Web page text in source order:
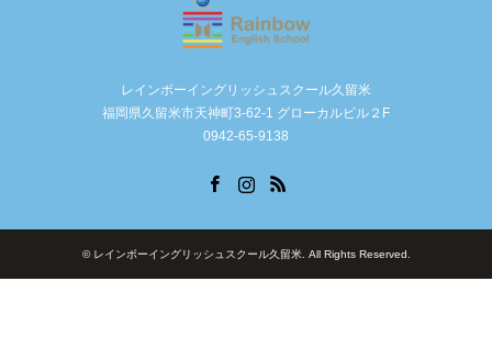
レインボーイングリッシュスクール久留米
福岡県久留米市天神町3-62-1 グローカルビル２F
0942-65-9138
© レインボーイングリッシュスクール久留米. All Rights Reserved.